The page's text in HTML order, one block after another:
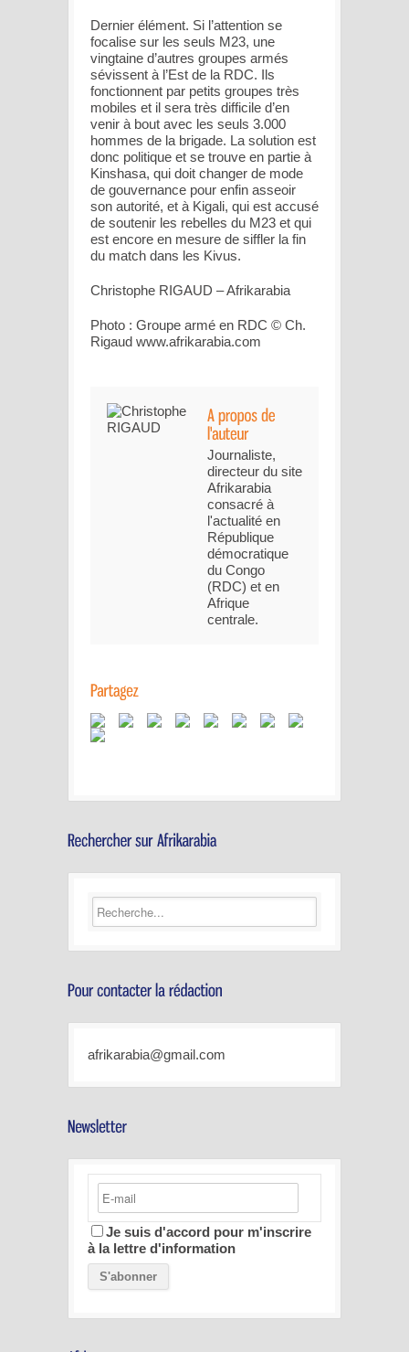
Dernier élément. Si l’attention se
focalise sur les seuls M23, une
vingtaine d’autres groupes armés
sévissent à l’Est de la RDC. Ils
fonctionnent par petits groupes très
mobiles et il sera très difficile d’en
venir à bout avec les seuls 3.000
hommes de la brigade. La solution est
donc politique et se trouve en partie à
Kinshasa, qui doit changer de mode
de gouvernance pour enfin asseoir
son autorité, et à Kigali, qui est accusé
de soutenir les rebelles du M23 et qui
est encore en mesure de siffler la fin
du match dans les Kivus.
Christophe RIGAUD – Afrikarabia
Photo : Groupe armé en RDC © Ch.
Rigaud www.afrikarabia.com
Journaliste,
directeur du site
Afrikarabia
consacré à
l'actualité en
République
démocratique
du Congo
(RDC) et en
Afrique
centrale.
afrikarabia@gmail.com
Je suis d'accord pour m'inscrire
à la lettre d'information